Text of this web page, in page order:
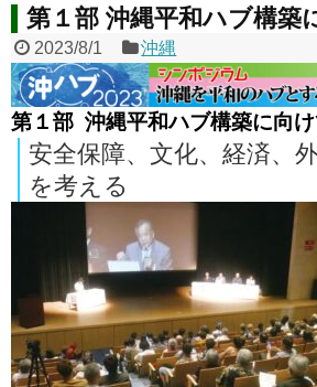
第１部 沖縄平和ハブ構築
2023/8/1 沖縄
第１部 沖縄平和ハブ構築に向
安全保障、文化、経済、
を考える